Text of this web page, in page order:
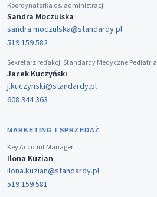
Koordynatorka ds. administracji
Sandra Moczulska
sandra.moczulska@standardy.pl
519 159 582
Sekretarz redakcji Standardy Medyczne Pediatria
Jacek Kuczyński
j.kuczynski@standardy.pl
608 344 363
MARKETING I SPRZEDAŻ
Key Account Manager
Ilona Kuzian
ilona.kuzian@standardy.pl
519 159 581